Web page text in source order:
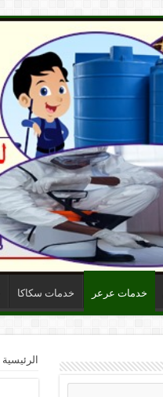
خدمات عرعر خدمات سكاكا
الرئيسية